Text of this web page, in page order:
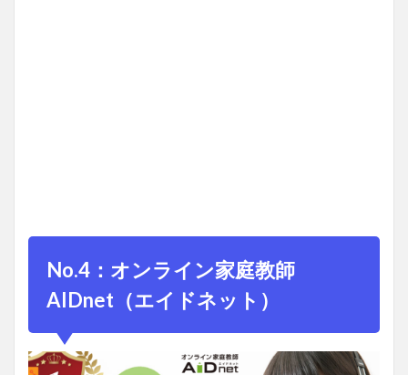
No.4：オンライン家庭教師
AIDnet（エイドネット）